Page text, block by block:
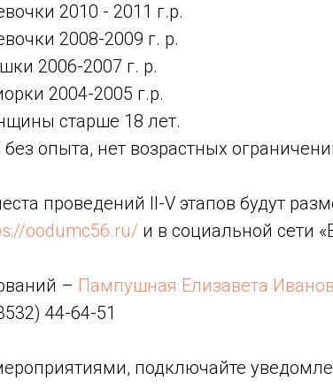
2010 - 2011 г.р.
2008-2009 г. р.
2006-2007 г. р.
2004-2005 г.р.
старше 18 лет.
опыта, нет возрастных
проведений II-V этапов будут
oodumc56.ru/ и в социальной сети
– Пампушная Елизавета
44-64-51
подключайте